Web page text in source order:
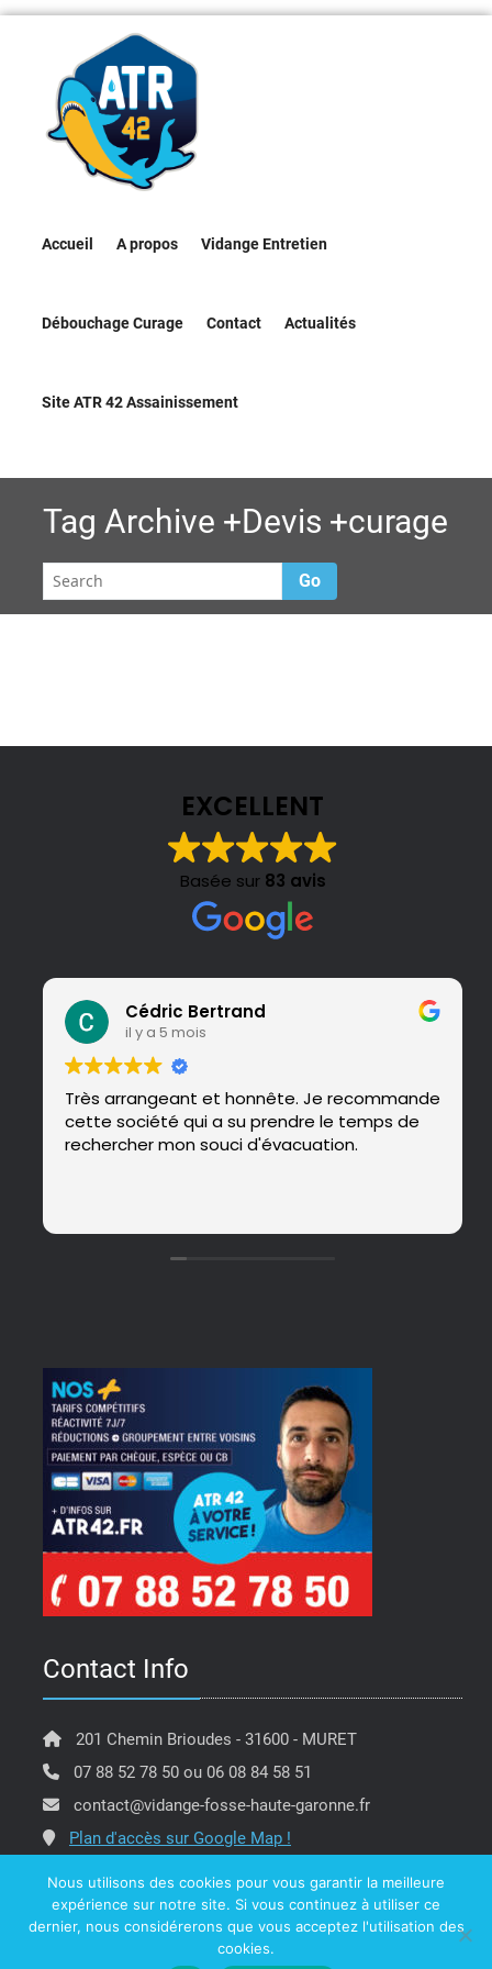
Accueil A propos Vidange Entretien
Débouchage Curage Contact Actualités
Site ATR 42 Assainissement
Tag Archive +Devis +curage
Go
EXCELLENT
Basée sur 83 avis
Cédric Bertrand
il y a 5 mois
Très arrangeant et honnête. Je recommande
cette société qui a su prendre le temps de
rechercher mon souci d'évacuation.
Contact Info
201 Chemin Brioudes - 31600 - MURET
07 88 52 78 50 ou 06 08 84 58 51
contact@vidange-fosse-haute-garonne.fr
Plan d'accès sur Google Map !
Copyright @ ATR 42 Vidange Fosse Haute Garonne -
Nous utilisons des cookies pour vous garantir la meilleure
expérience sur notre site. Si vous continuez à utiliser ce
dernier, nous considérerons que vous acceptez l'utilisation des
cookies.